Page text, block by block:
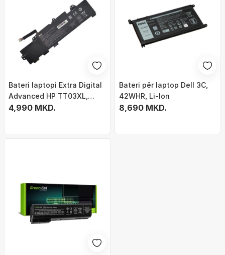
Bateri laptopi Extra Digital
Advanced HP TT03XL,
4400mAh, Li ion, e zezë
4,990 MKD.
Bateri për laptop Dell 3C,
42WHR, Li-Ion
8,690 MKD.